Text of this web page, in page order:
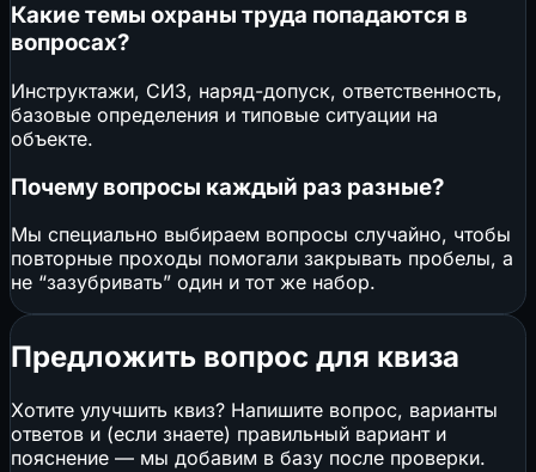
Какие темы охраны труда попадаются в
вопросах?
Инструктажи, СИЗ, наряд-допуск, ответственность,
базовые определения и типовые ситуации на
объекте.
Почему вопросы каждый раз разные?
Мы специально выбираем вопросы случайно, чтобы
повторные проходы помогали закрывать пробелы, а
не “зазубривать” один и тот же набор.
Предложить вопрос для квиза
Хотите улучшить квиз? Напишите вопрос, варианты
ответов и (если знаете) правильный вариант и
пояснение — мы добавим в базу после проверки.